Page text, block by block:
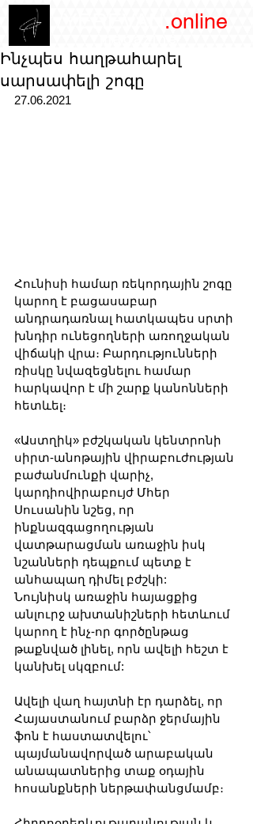
.online
Ինչպես հաղթահարել
սարսափելի շոգը
27.06.2021
Հունիսի համար ռեկորդային շոգը
կարող է բացասաբար
անդրադառնալ հատկապես սրտի
խնդիր ունեցողների առողջական
վիճակի վրա։ Բարդությունների
ռիսկը նվազեցնելու համար
հարկավոր է մի շարք կանոնների
հետևել։
«Աստղիկ» բժշկական կենտրոնի
սիրտ-անոթային վիրաբուժության
բաժանմունքի վարիչ,
կարդիովիրաբույժ Մհեր
Սուսանին նշեց, որ
ինքնազգացողության
վատթարացման առաջին իսկ
նշանների դեպքում պետք է
անհապաղ դիմել բժշկի:
Նույնիսկ առաջին հայացքից
անլուրջ ախտանիշների հետևում
կարող է ինչ-որ գործընթաց
թաքնված լինել, որն ավելի հեշտ է
կանխել սկզբում:
Ավելի վաղ հայտնի էր դարձել, որ
Հայաստանում բարձր ջերմային
ֆոն է հաստատվելու՝
պայմանավորված արաբական
անապատներից տաք օդային
հոսանքների ներթափանցմամբ։